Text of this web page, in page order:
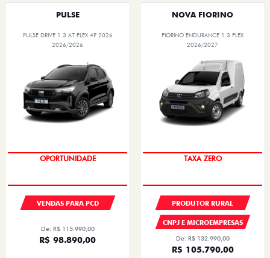
PULSE
PULSE DRIVE 1.3 AT FLEX 4P 2026
2026/2026
OPORTUNIDADE
VENDAS PARA PCD
De: R$ 115.990,00
R$ 98.890,00
NOVA FIORINO
FIORINO ENDURANCE 1.3 FLEX
2026/2027
TAXA ZERO
PRODUTOR RURAL
CNPJ E MICROEMPRESAS
De: R$ 132.990,00
R$ 105.790,00